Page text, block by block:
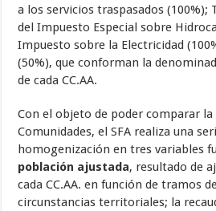
a los servicios traspasados (100%);
del Impuesto Especial sobre
Impuesto sobre la Electricidad
(50%), que conforman la
de cada CC.AA.
Con el objeto de poder comparar
Comunidades, el SFA realiza una
homogenización en tres variables
población ajustada, resultado de
cada CC.AA. en función de tramos
circunstancias territoriales; la